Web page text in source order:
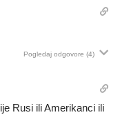
Pogledaj odgovore (4)
Rusi ili Amerikanci ili